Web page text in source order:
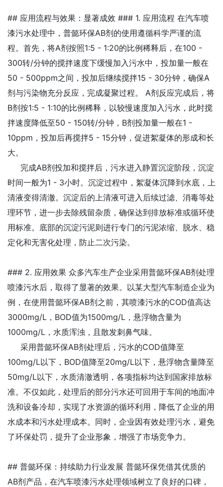
## 应用流程与效果：显著成效 ### 1. 应用流程 在汽车喷
漆污水处理中，普懿环保AB剂的使用遵循科学严谨的流
程。首先，将A剂按照1:5 - 1:20的比例稀释后，在100 -
300转/分钟的搅拌速度下缓慢加入污水中，投加量一般在
50 - 500ppm之间，投加后继续搅拌15 - 30分钟，确保A
剂与污染物充分反应，完成凝聚过程。 A剂反应完成后，将
B剂按1:5 - 1:10的比例稀释，以较慢速度加入污水，此时搅
拌速度降低至50 - 150转/分钟，B剂投加量一般在1 -
10ppm，投加后再搅拌5 - 15分钟，促进絮凝体的形成和长
大。
完成AB剂投加和搅拌后，污水进入静置沉淀阶段，沉淀
时间一般为1 - 3小时。沉淀过程中，絮凝体沉降到水底，上
清液变得清澈。沉淀后的上清液可进入后续过滤、消毒等处
理环节，进一步去除残留杂质，确保达到排放标准或循环使
用标准。底部的沉淀污泥则进行专门的污泥浓缩、脱水、稳
定化和无害化处理，防止二次污染。
### 2. 应用效果 众多汽车生产企业采用普懿环保AB剂处理
喷漆污水后，取得了显著的效果。以某大型汽车制造企业为
例，在使用普懿环保AB剂之前，其喷漆污水的COD值高达
3000mg/L，BOD值为1500mg/L，悬浮物含量为
1000mg/L，水质浑浊，且散发刺鼻气味。
采用普懿环保AB剂处理后，污水的COD值降至
100mg/L以下，BOD值降至20mg/L以下，悬浮物含量降至
50mg/L以下，水质清澈透明，各项指标均达到国家排放标
准。不仅如此，处理后的部分污水还可回用于车间的地面冲
洗和设备冷却，实现了水资源的循环利用，降低了企业的用
水成本和污水处理成本。同时，企业因有效处理污水，避免
了环保处罚，提升了企业形象，增强了市场竞争力。
## 普懿环保：持续助力行业发展 普懿环保凭借其优质的
AB剂产品，在汽车喷漆污水处理领域树立了良好的口碑，